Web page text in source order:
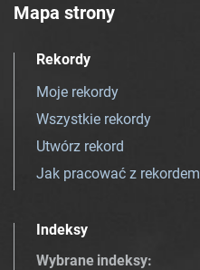
Mapa strony
Rekordy
Moje rekordy
Wszystkie rekordy
Utwórz rekord
Jak pracować z rekordem
Indeksy
Wybrane indeksy: